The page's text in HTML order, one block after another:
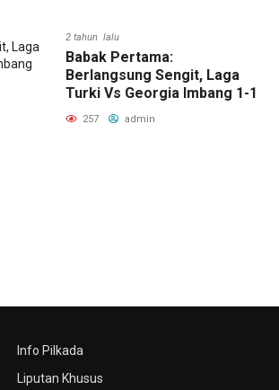
2 tahun lalu
Babak Pertama:
Berlangsung Sengit, Laga
Turki Vs Georgia Imbang 1-1
257 admin
Info Pilkada
Liputan Khusus